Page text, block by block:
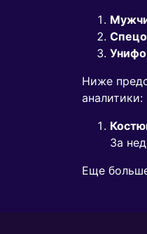
Ниже
аналитики:
За
Еще